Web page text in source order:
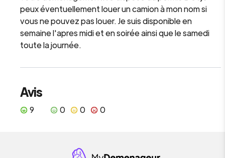
peux éventuellement louer un camion à mon nom si
vous ne pouvez pas louer. Je suis disponible en
semaine l'apres midi et en soirée ainsi que le samedi
toute la journée.
Avis
9 0 0 0